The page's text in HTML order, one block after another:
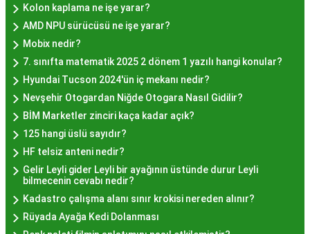
Hayır lokması fiyatları İstanbul
mekanlara ve sunulan hizmete göre değişiklik
gösterir. Genellikle porsiyon bazında satılan hayır
lokmalarının fiyatları uygun olup, lezzetin
kalitesiyle uyumlu bir deneyim sunar. İstanbul'da
farklı mekanlarda çeşitli fiyat seçeneklerini
değerlendirerek, bütçenize uygun bir hayır lokması
bulabilirsiniz.
Hayır Lokması İstanbul
Deneyiminde Nelere Dikkat
Edilmeli?
Kolon kaplama ne işe yarar?
AMD NPU sürücüsü ne işe yarar?
Mobix nedir?
7. sınıfta matematik 2025 2 dönem 1 yazılı hangi konular?
Hyundai Tucson 2024'ün iç mekanı nedir?
Nevşehir Otogardan Niğde Otogara Nasıl Gidilir?
BİM Marketler zinciri kaça kadar açık?
125 hangi üslü sayıdır?
HF telsiz anteni nedir?
Gelir Leyli gider Leyli bir ayağının üstünde durur Leyli
bilmecenin cevabı nedir?
Kadastro çalışma alanı sınır krokisi nereden alınır?
Rüyada Ayağa Kedi Dolanması